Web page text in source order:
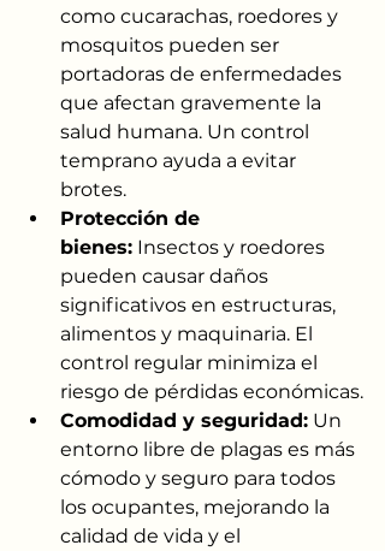
como cucarachas, roedores y
mosquitos pueden ser
portadoras de enfermedades
que afectan gravemente la
salud humana. Un control
temprano ayuda a evitar
brotes.
Protección de
bienes: Insectos y roedores
pueden causar daños
significativos en estructuras,
alimentos y maquinaria. El
control regular minimiza el
riesgo de pérdidas económicas.
Comodidad y seguridad: Un
entorno libre de plagas es más
cómodo y seguro para todos
los ocupantes, mejorando la
calidad de vida y el